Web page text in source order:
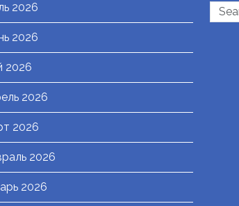
2026
2026
2026
2026
2026
2026
2026